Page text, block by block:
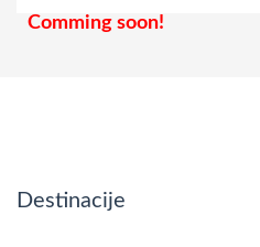
Comming soon!
Destinacije